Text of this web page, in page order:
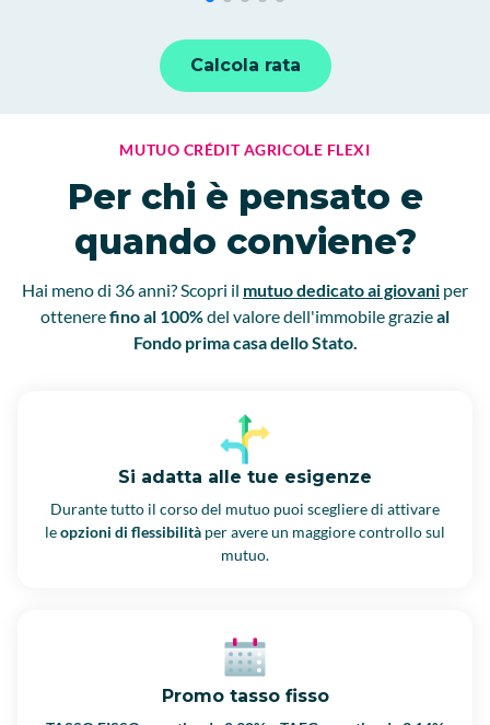
Calcola rata
MUTUO CRÉDIT AGRICOLE FLEXI
Per chi è pensato e
quando conviene?
Hai meno di 36 anni? Scopri il mutuo dedicato ai giovani per
ottenerefino al 100%del valore dell'immobile grazieal
Fondo prima casa dello Stato.
Si adatta alle tue esigenze
Durante tutto il corso del mutuo puoi scegliere di attivare
leopzioni di flessibilità per avere un maggiore controllo sul
mutuo.
Promo tasso fisso